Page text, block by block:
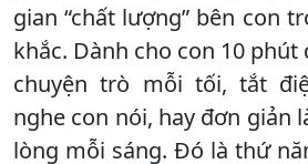
gian “chất lượng” bên con
khắc. Dành cho con 10 phút
chuyện trò mỗi tối, tắt
nghe con nói, hay đơn giản
lòng mỗi sáng. Đó là thứ